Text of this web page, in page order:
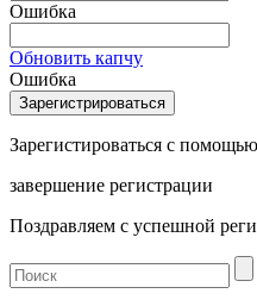
Ошибка
Обновить капчу
Ошибка
Зарегистироваться с
завершение регистрации
Поздравляем с успешной